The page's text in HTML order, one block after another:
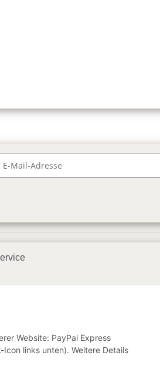
Geschenkgutscheine
Website: PayPal Express
links unten). Weitere Details